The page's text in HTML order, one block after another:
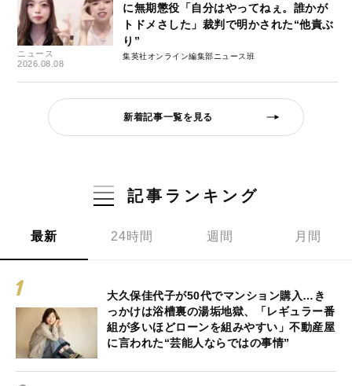
ニュース
2026.08.08
に無期懲役「自分はやってねぇ。誰かが
トドメさした」裁判で明かされた“他責ぶ
り”
集英社オンライン編集部ニュース班
新着記事一覧を見る
記事ランキング
最新 24時間 週間 月間
大久保佳代子が50代でマンション購入…き
っかけは浴槽裏の湯垢地獄、「レギュラー番
組が多いほどローンを組みやすい」不動産屋
に言われた“芸能人ならではの事情”